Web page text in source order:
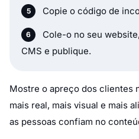
Copie o código de
Cole-o no seu
CMS e publique.
Mostre o apreço dos clientes
mais real, mais visual e mais
as pessoas confiam no